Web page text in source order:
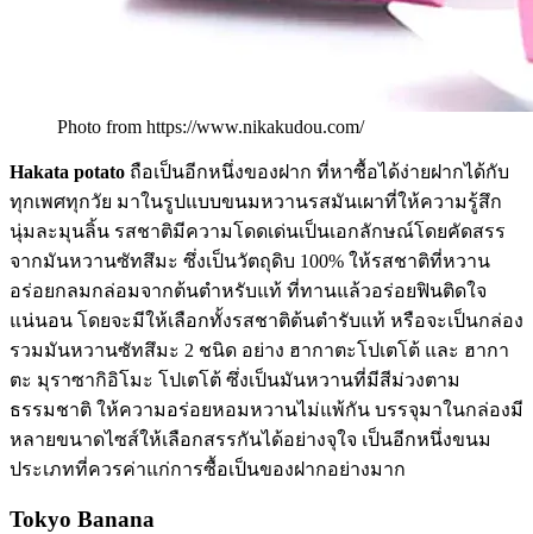
Photo from https://www.nikakudou.com/
Hakata potato ถือเป็นอีกหนึ่งของฝาก ที่หาซื้อได้ง่ายฝากได้กับ
ทุกเพศทุกวัย มาในรูปแบบขนมหวานรสมันเผาที่ให้ความรู้สึก
นุ่มละมุนลิ้น รสชาติมีความโดดเด่นเป็นเอกลักษณ์โดยคัดสรร
จากมันหวานซัทสึมะ ซึ่งเป็นวัตถุดิบ 100% ให้รสชาติที่หวาน
อร่อยกลมกล่อมจากต้นตำหรับแท้ ที่ทานแล้วอร่อยฟินติดใจ
แน่นอน โดยจะมีให้เลือกทั้งรสชาติต้นตำรับแท้ หรือจะเป็นกล่อง
รวมมันหวานซัทสึมะ 2 ชนิด อย่าง ฮากาตะโปเตโต้ และ ฮากา
ตะ มุราซากิอิโมะ โปเตโต้ ซึ่งเป็นมันหวานที่มีสีม่วงตาม
ธรรมชาติ ให้ความอร่อยหอมหวานไม่แพ้กัน บรรจุมาในกล่องมี
หลายขนาดไซส์ให้เลือกสรรกันได้อย่างจุใจ เป็นอีกหนึ่งขนม
ประเภทที่ควรค่าแก่การซื้อเป็นของฝากอย่างมาก
Tokyo Banana